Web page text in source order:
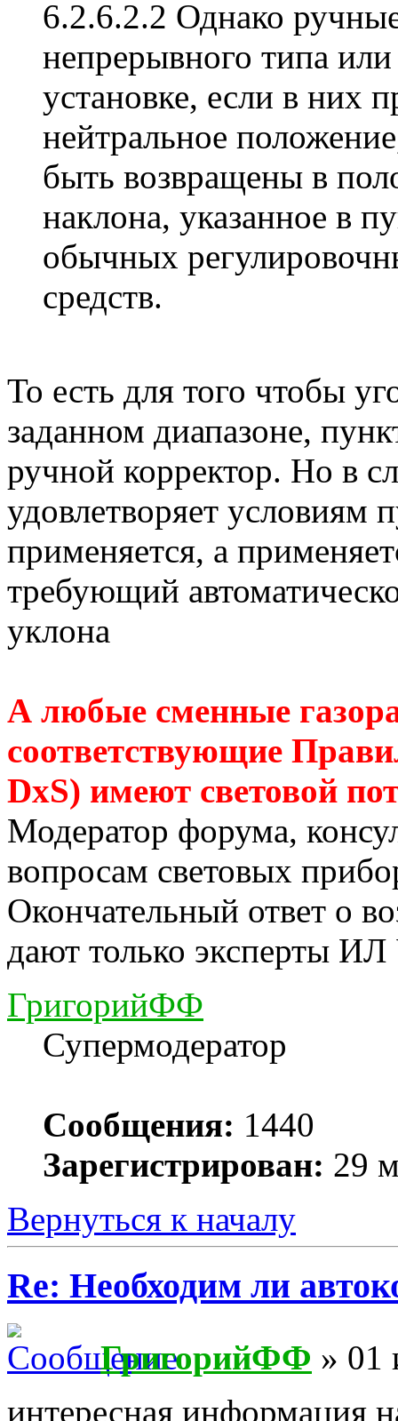
6.2.6.2.2 Однако
непрерывного типа
установке, если в них
нейтральное
быть возвращены в
наклона, указанное в
обычных
средств.
То есть для того чтобы
заданном диапазоне,
ручной корректор. Но в
удовлетворяет условиям
применяется, а
требующий
уклона
А любые сменные
соответствующие
DxS) имеют световой
Модератор форума,
вопросам световых
Окончательный ответ о
дают только эксперты ИЛ
ГригорийФФ
Супермодератор
Сообщения: 1440
Зарегистрирован: 29
Вернуться к началу
Re: Необходим ли
ГригорийФФ » 01
интересная информация